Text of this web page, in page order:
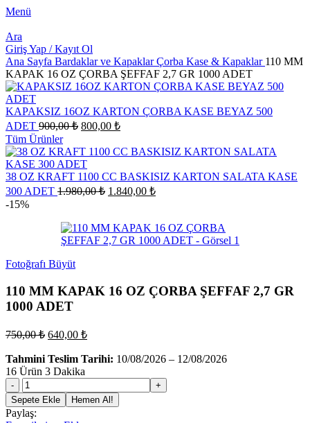
Menü
Ara
Giriş Yap / Kayıt Ol
Ana Sayfa Bardaklar ve KapaklarÇorba Kase & Kapaklar 110 MM
KAPAK 16 OZ ÇORBA ŞEFFAF 2,7 GR 1000 ADET
KAPAKSIZ 16OZ KARTON ÇORBA KASE BEYAZ 500
ADET 900,00₺ Orijinal
900,00 ₺.
800,00 ₺Şu
fiyat:
Tüm Ürünler
38 OZ KRAFT 1100 CC BASKISIZ KARTON SALATA KASE
300 ADET 1.980,00₺ Orijinal
1.840,00 ₺Şu
1.840,00 ₺.
-15%
Fotoğrafı Büyüt
110 MM KAPAK 16 OZ ÇORBA ŞEFFAF 2,7 GR
1000 ADET
750,00₺ Orijinal
750,00 ₺.
640,00 ₺Şu
fiyat:
Tahmini Teslim Tarihi: 10/08/2026 – 12/08/2026
16 Ürün 3 Dakika
110
MM
KAPAK
Sepete Ekle Hemen Al!
Paylaş: